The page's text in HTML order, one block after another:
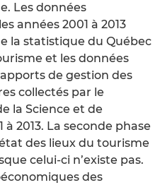
Les données
années 2001 à 2013
la statistique du Québec
et les données
de gestion des
collectés par le
la Science et de
à 2013. La seconde phase
des lieux du tourisme
celui-ci n’existe pas.
des